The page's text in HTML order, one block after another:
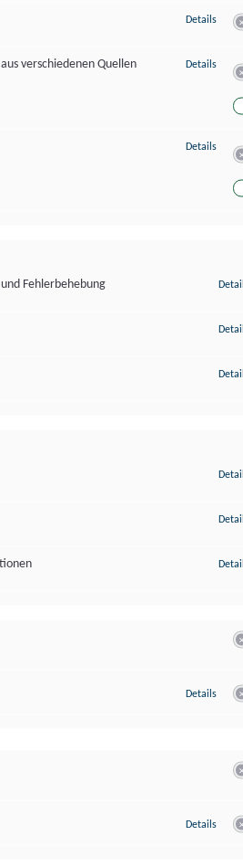
Details zu
verschiedenen Quellen
Details zu
Details zu
Fehlerbehebung
Details zu
Details zu